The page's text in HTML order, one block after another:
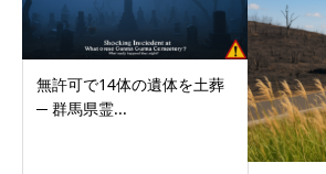
無許可で14体の遺体を土葬
─ 群馬県霊...